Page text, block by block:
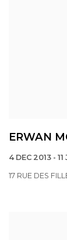
ERWAN
4 DEC 2013 -
17 RUE DES